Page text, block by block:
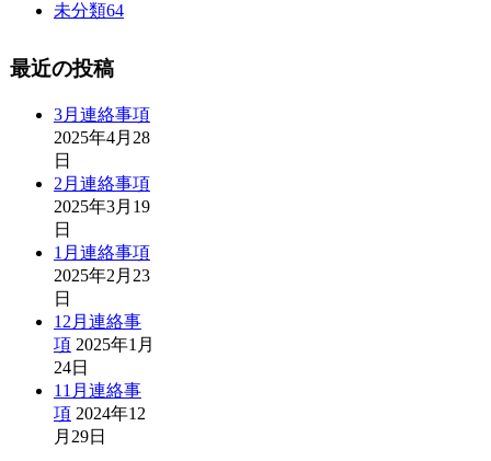
未分類64
最近の投稿
3月連絡事項
2025年4月28
日
2月連絡事項
2025年3月19
日
1月連絡事項
2025年2月23
日
12月連絡事
項 2025年1月
24日
11月連絡事
項 2024年12
月29日